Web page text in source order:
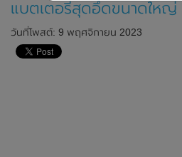
แบตเตอรี่สุดอึดขนาดใหญ่
วันที่โพสต์: 9 พฤศจิกายน 2023